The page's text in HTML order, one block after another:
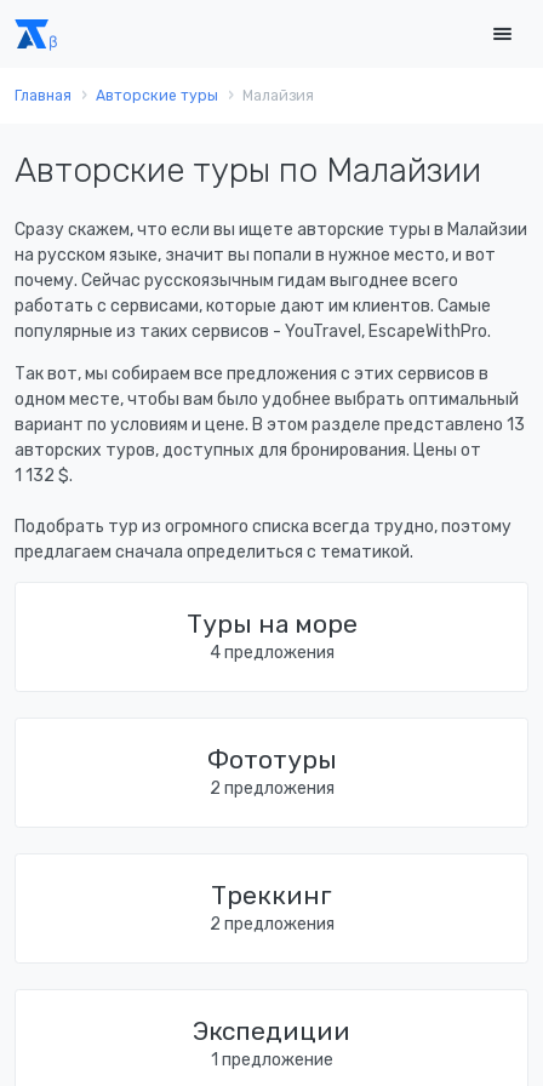
Главная Авторские туры Малайзия
Авторские туры по Малайзии
Сразу скажем, что если вы ищете авторские туры в Малайзии
на русском языке, значит вы попали в нужное место, и вот
почему. Сейчас русскоязычным гидам выгоднее всего
работать с сервисами, которые дают им клиентов. Самые
популярные из таких сервисов - YouTravel, EscapeWithPro.
Так вот, мы собираем все предложения с этих сервисов в
одном месте, чтобы вам было удобнее выбрать оптимальный
вариант по условиям и цене. В этом разделе представлено 13
авторских туров, доступных для бронирования. Цены от
1 132 $.
Подобрать тур из огромного списка всегда трудно, поэтому
предлагаем сначала определиться с тематикой.
Туры на море
4 предложения
Фототуры
2 предложения
Треккинг
2 предложения
Экспедиции
1 предложение